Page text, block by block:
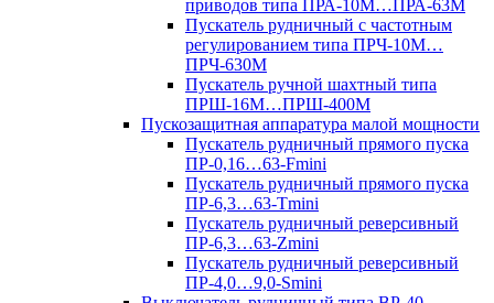
приводов типа ПРА-10М…ПРА-63М
Пускатель рудничный с частотным
регулированием типа ПРЧ-10М…
ПРЧ-630М
Пускатель ручной шахтный типа
ПРШ-16М…ПРШ-400М
Пускозащитная аппаратура малой мощности
Пускатель рудничный прямого пуска
ПР-0,16…63-Fmini
Пускатель рудничный прямого пуска
ПР-6,3…63-Tmini
Пускатель рудничный реверсивный
ПР-6,3…63-Zmini
Пускатель рудничный реверсивный
ПР-4,0…9,0-Smini